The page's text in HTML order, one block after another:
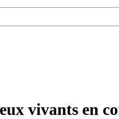
vivants en